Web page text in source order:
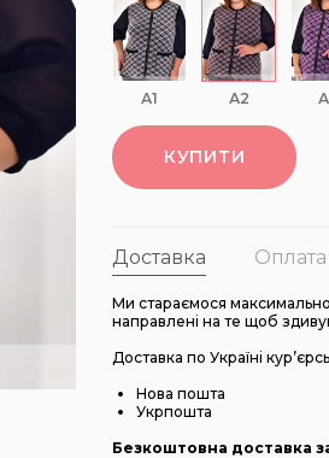
А1 А2
КУПИТИ
Доставка Оплата
Ми стараємося
направлені на те щоб
Доставка по Україні
Нова пошта
Укрпошта
Безкоштовна доставка